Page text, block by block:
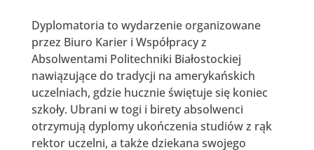
Dyplomatoria to wydarzenie organizowane
przez Biuro Karier i Współpracy z
Absolwentami Politechniki Białostockiej
nawiązujące do tradycji na amerykańskich
uczelniach, gdzie hucznie świętuje się koniec
szkoły. Ubrani w togi i birety absolwenci
otrzymują dyplomy ukończenia studiów z rąk
rektor uczelni, a także dziekana swojego